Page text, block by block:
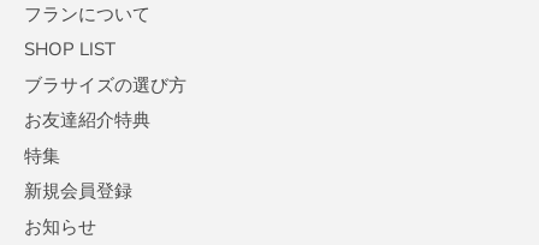
フランについて
SHOP LIST
ブラサイズの選び方
お友達紹介特典
特集
新規会員登録
お知らせ